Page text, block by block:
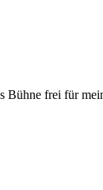
frei für